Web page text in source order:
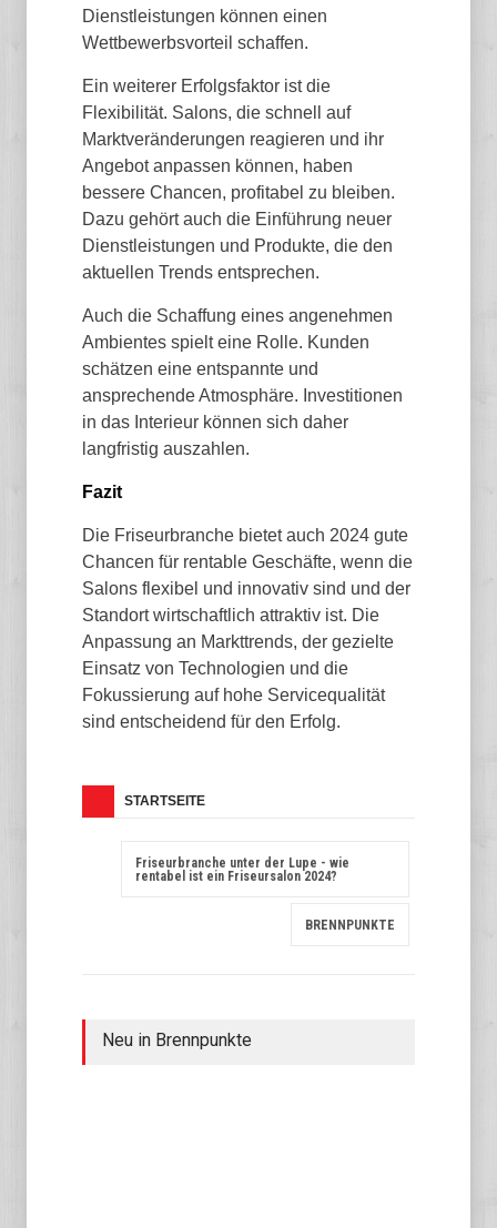
Dienstleistungen können einen
Wettbewerbsvorteil schaffen.
Ein weiterer Erfolgsfaktor ist die
Flexibilität. Salons, die schnell auf
Marktveränderungen reagieren und ihr
Angebot anpassen können, haben
bessere Chancen, profitabel zu bleiben.
Dazu gehört auch die Einführung neuer
Dienstleistungen und Produkte, die den
aktuellen Trends entsprechen.
Auch die Schaffung eines angenehmen
Ambientes spielt eine Rolle. Kunden
schätzen eine entspannte und
ansprechende Atmosphäre. Investitionen
in das Interieur können sich daher
langfristig auszahlen.
Fazit
Die Friseurbranche bietet auch 2024 gute
Chancen für rentable Geschäfte, wenn die
Salons flexibel und innovativ sind und der
Standort wirtschaftlich attraktiv ist. Die
Anpassung an Markttrends, der gezielte
Einsatz von Technologien und die
Fokussierung auf hohe Servicequalität
sind entscheidend für den Erfolg.
STARTSEITE
Friseurbranche unter der Lupe - wie
rentabel ist ein Friseursalon 2024?
BRENNPUNKTE
Neu in Brennpunkte